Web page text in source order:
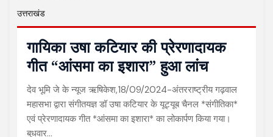
उत्तराखंड
गायिका उषा कटियार की प्रेरणादायक
गीत “आंसमा का इशारा” हुआ लांच
देव भूमि जे के न्यूज ऋषिकेश,18/09/2024-अंतरराष्ट्रीय गढ़वाल
महासभा द्वारा संगीतयज्ञ डॉ उषा कटियार के यूट्यूब चैनल *संगीतिका*
एवं प्रेरणादायक गीत *आंसमा का इशारा* का लोकार्पण किया गया।
बुधवार…